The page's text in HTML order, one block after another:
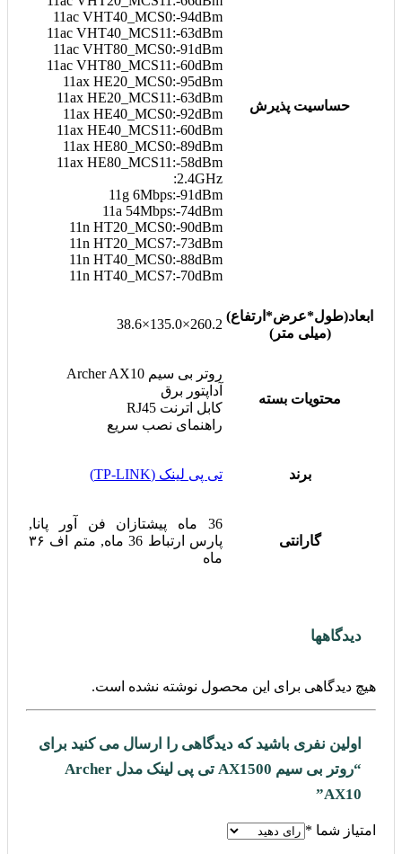
حساسیت پذیرش
11ac VHT40_MCS0:-94dBm
11ac VHT40_MCS11:-63dBm
11ac VHT80_MCS0:-91dBm
11ac VHT80_MCS11:-60dBm
11ax HE20_MCS0:-95dBm
11ax HE20_MCS11:-63dBm
11ax HE40_MCS0:-92dBm
11ax HE40_MCS11:-60dBm
11ax HE80_MCS0:-89dBm
11ax HE80_MCS11:-58dBm
2.4GHz:
11g 6Mbps:-91dBm
11a 54Mbps:-74dBm
11n HT20_MCS0:-90dBm
11n HT20_MCS7:-73dBm
11n HT40_MCS0:-88dBm
11n HT40_MCS7:-70dBm
ابعاد(طول*عرض*ارتفاع)
(میلی متر)
260.2×135.0×38.6
محتویات بسته
روتر بی سیم Archer AX10
آداپتور برق
کابل اترنت RJ45
راهنمای نصب سریع
برند تی پی لینک (TP-LINK)
گارانتی
36 ماه پیشتازان فن آور پانا,
پارس ارتباط 36 ماه, متم اف ۳۶
ماه
دیدگاهها
هیچ دیدگاهی برای این محصول نوشته نشده است.
اولین نفری باشید که دیدگاهی را ارسال می کنید برای
“روتر بی سیم AX1500 تی پی لینک مدل Archer
AX10”
امتیاز شما *